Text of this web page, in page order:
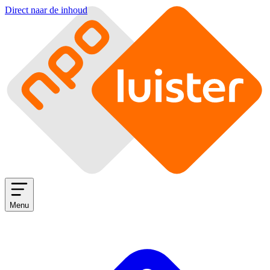
Direct naar de inhoud
Menu